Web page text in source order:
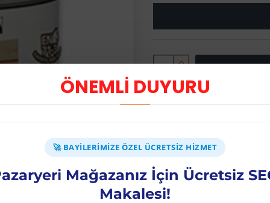
ÖNEMLİ DUYURU
🚀 BAYILERIMIZE ÖZEL ÜCRETSIZ HIZMET
Mağazanız İçin Ücretsiz
Makalesi!
ÜRÜN AÇIKLAMASI
Hickson Decor Wood
-63 %
Üyelere Özel Fiyat
Üye Olunuz
SEPETE EKLE